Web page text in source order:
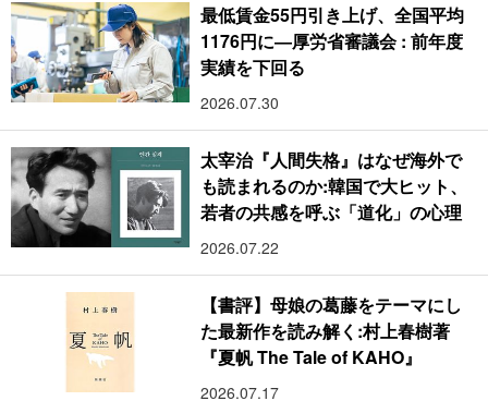
最低賃金55円引き上げ、全国平均
1176円に―厚労省審議会 : 前年度
実績を下回る
2026.07.30
太宰治『人間失格』はなぜ海外で
も読まれるのか:韓国で大ヒット、
若者の共感を呼ぶ「道化」の心理
2026.07.22
【書評】母娘の葛藤をテーマにし
た最新作を読み解く:村上春樹著
『夏帆 The Tale of KAHO』
2026.07.17